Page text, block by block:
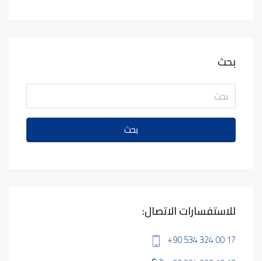
بحث
بحث
للاستفسارات الاتصال:
+90 534 324 00 17